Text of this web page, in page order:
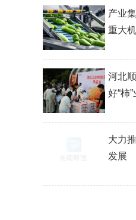
产业
重大
河北
好“柿”
大力
发展